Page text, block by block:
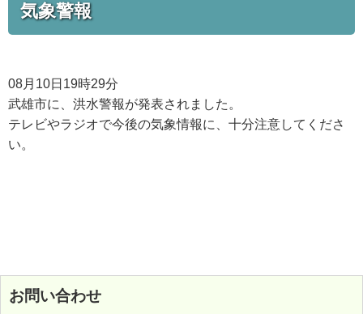
気象警報
08月10日19時29分
武雄市に、洪水警報が発表されました。
テレビやラジオで今後の気象情報に、十分注意してくださ
い。
お問い合わせ